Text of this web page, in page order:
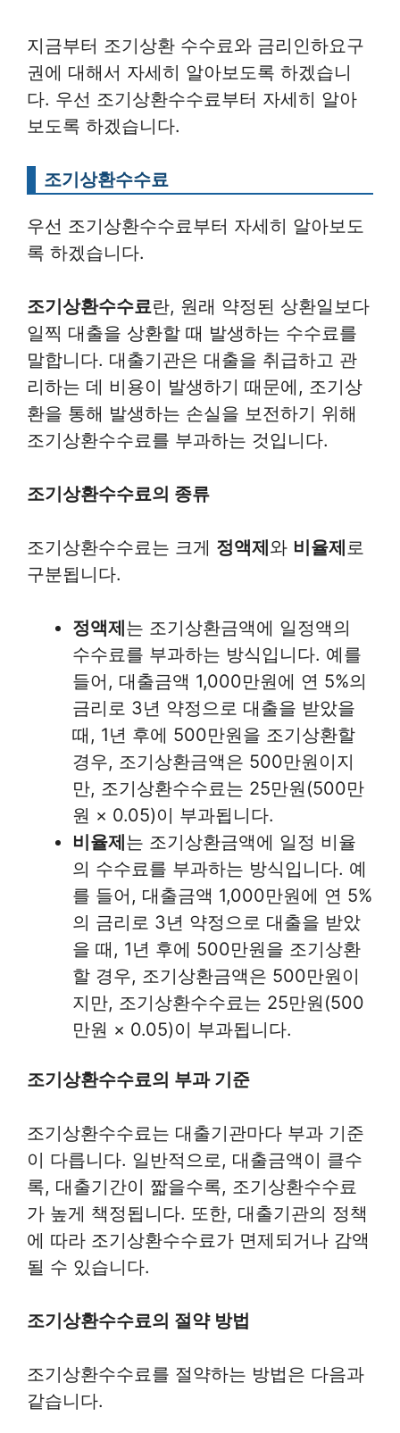
지금부터 조기상환 수수료와 금리인하요구
권에 대해서 자세히 알아보도록 하겠습니
다. 우선 조기상환수수료부터 자세히 알아
보도록 하겠습니다.
조기상환수수료
우선 조기상환수수료부터 자세히 알아보도
록 하겠습니다.
조기상환수수료란, 원래 약정된 상환일보다
일찍 대출을 상환할 때 발생하는 수수료를
말합니다. 대출기관은 대출을 취급하고 관
리하는 데 비용이 발생하기 때문에, 조기상
환을 통해 발생하는 손실을 보전하기 위해
조기상환수수료를 부과하는 것입니다.
조기상환수수료의 종류
조기상환수수료는 크게 정액제 와 비율제 로
구분됩니다.
정액제 는 조기상환금액에 일정액의
수수료를 부과하는 방식입니다. 예를
들어, 대출금액 1,000만원에 연 5%의
금리로 3년 약정으로 대출을 받았을
때, 1년 후에 500만원을 조기상환할
경우, 조기상환금액은 500만원이지
만, 조기상환수수료는 25만원(500만
원 × 0.05)이 부과됩니다.
비율제 는 조기상환금액에 일정 비율
의 수수료를 부과하는 방식입니다. 예
를 들어, 대출금액 1,000만원에 연 5%
의 금리로 3년 약정으로 대출을 받았
을 때, 1년 후에 500만원을 조기상환
할 경우, 조기상환금액은 500만원이
지만, 조기상환수수료는 25만원(500
만원 × 0.05)이 부과됩니다.
조기상환수수료의 부과 기준
조기상환수수료는 대출기관마다 부과 기준
이 다릅니다. 일반적으로, 대출금액이 클수
록, 대출기간이 짧을수록, 조기상환수수료
가 높게 책정됩니다. 또한, 대출기관의 정책
에 따라 조기상환수수료가 면제되거나 감액
될 수 있습니다.
조기상환수수료의 절약 방법
조기상환수수료를 절약하는 방법은 다음과
같습니다.